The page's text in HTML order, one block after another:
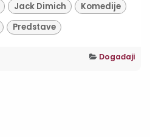
Jack Dimich
Komedije
Predstave
Događaji